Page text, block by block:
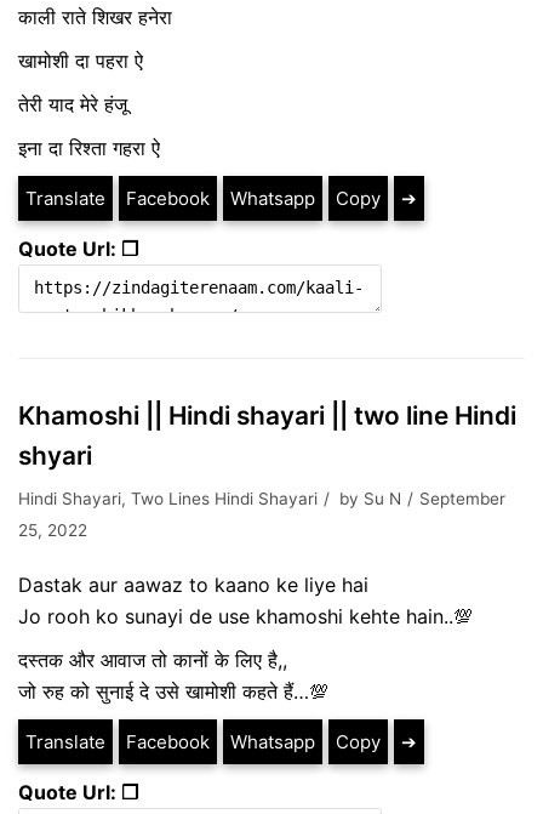
काली राते शिखर हनेरा
खामोशी दा पहरा ऐ
तेरी याद मेरे हंजू
इना दा रिश्ता गहरा ऐ
Translate Facebook Whatsapp Copy ➔
Quote Url: ❐
Khamoshi || Hindi shayari || two line Hindi
shyari
Hindi Shayari, Two Lines Hindi Shayari by Su N
September
25, 2022
Dastak aur aawaz to kaano ke liye hai
Jo rooh ko sunayi de use khamoshi kehte hain..💯
दस्तक और आवाज तो कानों के लिए है,,
जो रुह को सुनाई दे उसे खामोशी कहते हैं…💯
Translate Facebook Whatsapp Copy ➔
Quote Url: ❐